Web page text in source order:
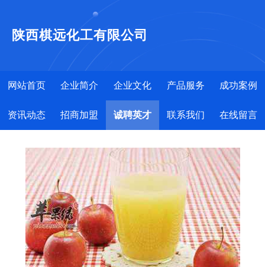
陕西棋远化工有限公司
网站首页 企业简介 企业文化 产品服务 成功案例
资讯动态 招商加盟 诚聘英才 联系我们 在线留言